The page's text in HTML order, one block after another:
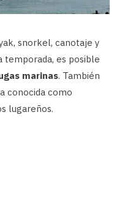
snorkel, canotaje y
temporada, es posible
marinas. También
conocida como
lugareños.